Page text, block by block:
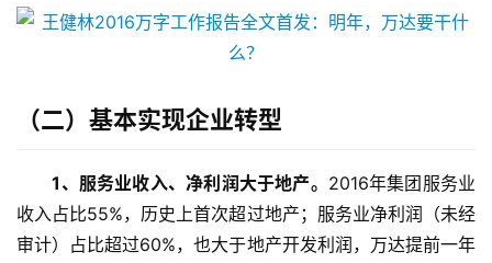
（二） 基本实现企业转型
1、服务业收入、净利润大于地产。 2016年集团服务业
收入占比55%，历史上首次超过地产；服务业净利润（未经
审计）占比超过60%，也大于地产开发利润，万达提前一年